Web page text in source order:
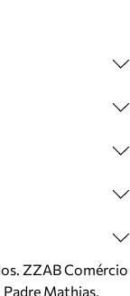
ZZAB Comércio
Mathias,